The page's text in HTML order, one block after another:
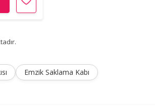
Emzik Saklama Kabı